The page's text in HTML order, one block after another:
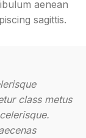
aenean
sagittis.
class metus